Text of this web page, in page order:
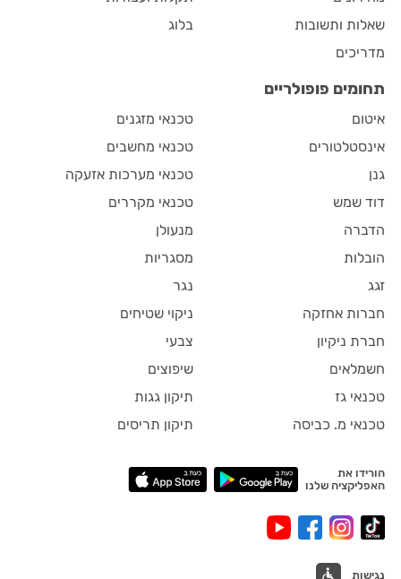
שאלות ותשובות
מדריכים
בלוג
תחומים פופולריים
איטום
אינסטלטורים
גנן
דוד שמש
הדברה
הובלות
זגג
חברות אחזקה
חברת ניקיון
חשמלאים
טכנאי גז
טכנאי מ. כביסה
טכנאי מזגנים
טכנאי מחשבים
טכנאי מערכות אזעקה
טכנאי מקררים
מנעולן
מסגריות
נגר
ניקוי שטיחים
צבעי
שיפוצים
תיקון גגות
תיקון תריסים
הורידו את
האפליקציה שלנו
נגישות